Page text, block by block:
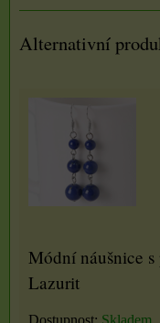
Alternativní
Módní náušnice
Lazurit